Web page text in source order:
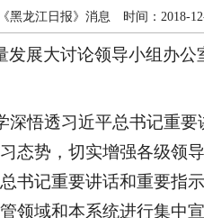
黑龙江日报》消息 时间：2018-
发展大讨论领导小组办
悟透习近平总书记重
态势，切实增强各级领
书记重要讲话和重要指
领域和本系统进行集中